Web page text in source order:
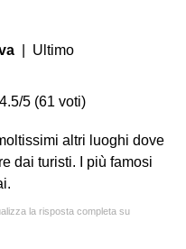
| Ultimo
5 (61 voti)
altri luoghi dove
dai turisti. I più famosi
la risposta completa su